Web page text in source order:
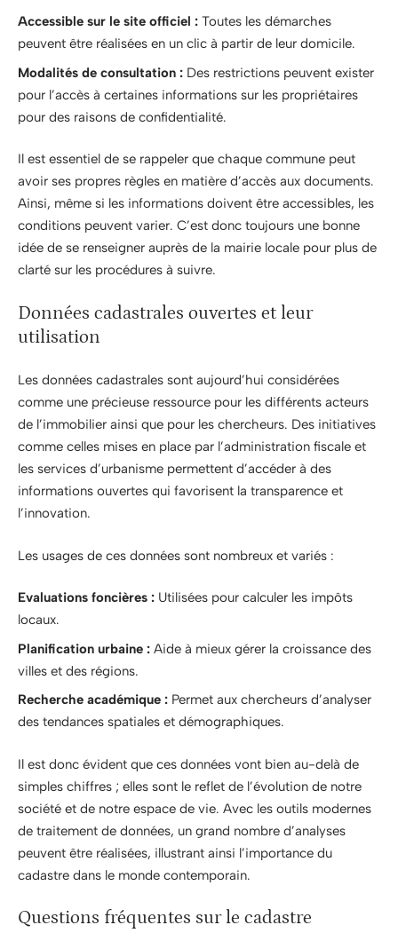
Accessible sur le site officiel : Toutes les démarches
peuvent être réalisées en un clic à partir de leur domicile.
Modalités de consultation : Des restrictions peuvent exister
pour l’accès à certaines informations sur les propriétaires
pour des raisons de confidentialité.
Il est essentiel de se rappeler que chaque commune peut
avoir ses propres règles en matière d’accès aux documents.
Ainsi, même si les informations doivent être accessibles, les
conditions peuvent varier. C’est donc toujours une bonne
idée de se renseigner auprès de la mairie locale pour plus de
clarté sur les procédures à suivre.
Données cadastrales ouvertes et leur
utilisation
Les données cadastrales sont aujourd’hui considérées
comme une précieuse ressource pour les différents acteurs
de l’immobilier ainsi que pour les chercheurs. Des initiatives
comme celles mises en place par l’administration fiscale et
les services d’urbanisme permettent d’accéder à des
informations ouvertes qui favorisent la transparence et
l’innovation.
Les usages de ces données sont nombreux et variés :
Evaluations foncières : Utilisées pour calculer les impôts
locaux.
Planification urbaine : Aide à mieux gérer la croissance des
villes et des régions.
Recherche académique : Permet aux chercheurs d’analyser
des tendances spatiales et démographiques.
Il est donc évident que ces données vont bien au-delà de
simples chiffres ; elles sont le reflet de l’évolution de notre
société et de notre espace de vie. Avec les outils modernes
de traitement de données, un grand nombre d’analyses
peuvent être réalisées, illustrant ainsi l’importance du
cadastre dans le monde contemporain.
Questions fréquentes sur le cadastre